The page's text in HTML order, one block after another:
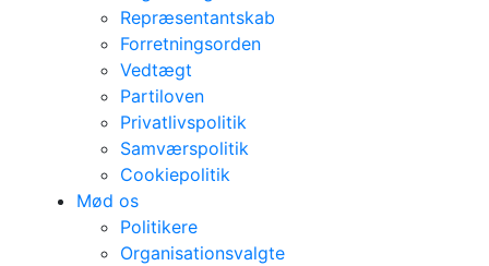
Repræsentantskab
Forretningsorden
Vedtægt
Partiloven
Privatlivspolitik
Samværspolitik
Cookiepolitik
Mød os
Politikere
Organisationsvalgte